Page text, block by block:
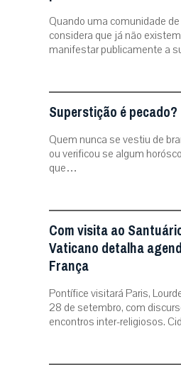
Quando uma comunidade
considera que já não
manifestar publicamente a
Superstição é pecado?
Quem nunca se vestiu de
ou verificou se algum
que…
Com visita ao
Vaticano detalha
França
Pontífice visitará Paris,
28 de setembro, com
encontros inter-religiosos.